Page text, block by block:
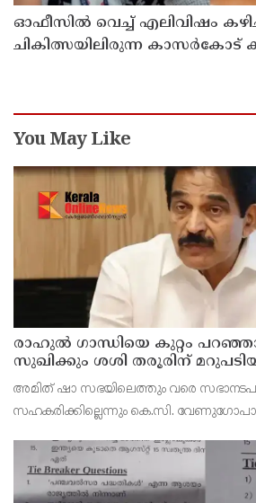
ഓഫീസില്‍ വെച്ച് എലിവിഷം
ചികിത്സയിലിരുന്ന കാസര്‍കോട്
You May Like
രാഹുല്‍ ഗാന്ധിയെ കുറ്റം
സുഖിക്കും ശശി തരൂരിന്
വേണുഗോപാല്‍
അമിത് ഷാ സഭയിലെത്തും വരെ
സഹകരിക്കില്ലെന്നും കെ.സി.